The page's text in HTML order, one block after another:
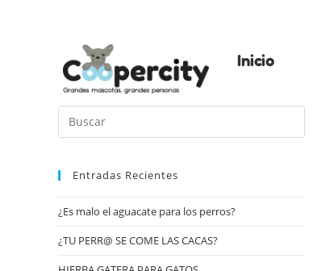
Inicio
Entradas Recientes
¿Es malo el aguacate para los perros?
¿TU PERR@ SE COME LAS CACAS?